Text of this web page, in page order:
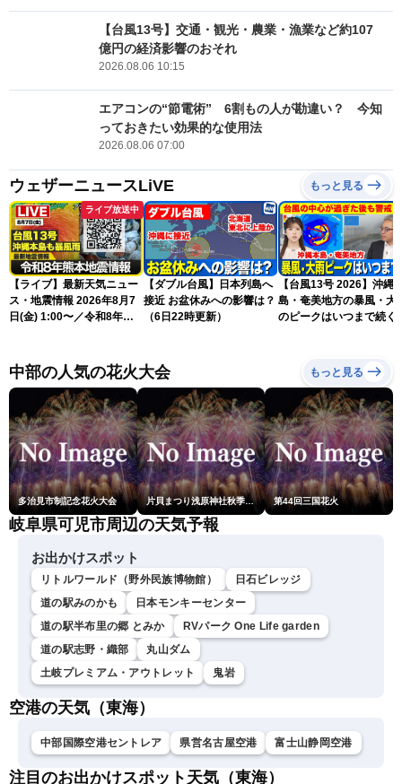
【台風13号】交通・観光・農業・漁業など約107
億円の経済影響のおそれ
2026.08.06 10:15
エアコンの“節電術” 6割もの人が勘違い？ 今知
っておきたい効果的な使用法
2026.08.06 07:00
ウェザーニュースLiVE もっと見る
ライブ放送中
【ライブ】最新天気ニュー
ス・地震情報 2026年8月7
日(金) 1:00〜／令和8年熊
スLiVE〉
【ダブル台風】日本列島へ
接近 お盆休みへの影響は？
（6日22時更新）
【台風13号 2026】沖縄
島・奄美地方の暴風・大
のピークはいつまで続く
中部の人気の花火大会 もっと見る
多治見市制記念花火大会 片貝まつり浅原神社秋季例大祭奉納大煙火 第44回三国花火
岐阜県可児市周辺の天気予報
お出かけスポット
リトルワールド（野外民族博物館）
日石ビレッジ
道の駅みのかも
日本モンキーセンター
道の駅半布里の郷 とみか
RVパーク One Life garden
道の駅志野・織部
丸山ダム
土岐プレミアム・アウトレット
鬼岩
空港の天気（東海）
中部国際空港セントレア 県営名古屋空港 富士山静岡空港
注目のお出かけスポット天気（東海）